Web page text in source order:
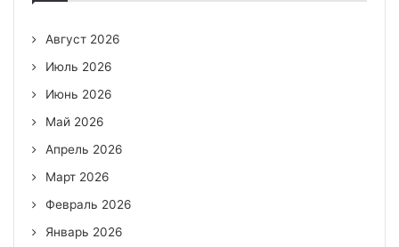
Август 2026
Июль 2026
Июнь 2026
Май 2026
Апрель 2026
Март 2026
Февраль 2026
Январь 2026